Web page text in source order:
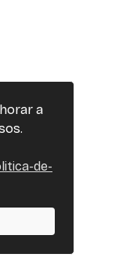
a
de-